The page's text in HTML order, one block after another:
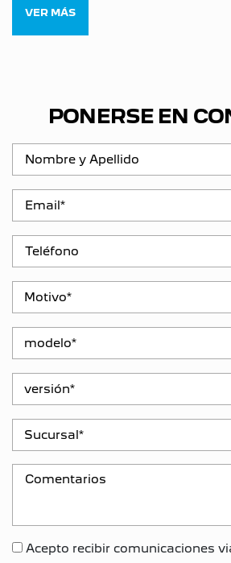
VER MÁS
PONERSE EN
Acepto recibir comunicaciones